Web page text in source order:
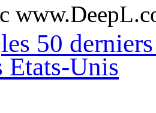
les 50
Etats-Unis